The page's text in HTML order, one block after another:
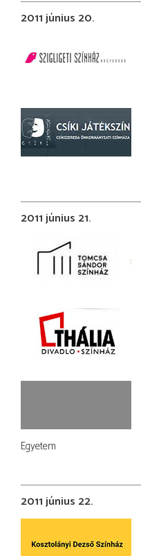
2011 június 20.
2011 június 21.
Egyetem
2011 június 22.